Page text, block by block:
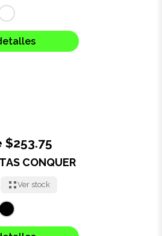
$253.75
CONQUER
Ver stock